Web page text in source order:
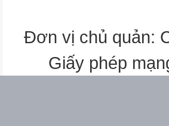
Đơn vị chủ quản:
Giấy phép